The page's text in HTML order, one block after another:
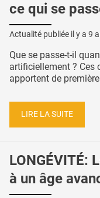
ce qui se
Actualité publiée il y a 9
Que se passe-t-il
artificiellement ? Ces
apportent de
LIRE LA SUITE
LONGÉVITÉ:
à un âge